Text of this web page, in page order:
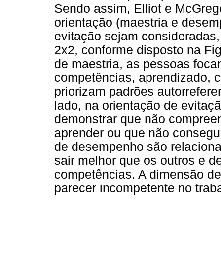
Sendo assim, Elliot e
orientação (maestria e
evitação sejam
2x2, conforme disposto na
de maestria, as pessoas
competências, aprendizado,
priorizam padrões
lado, na orientação de
demonstrar que não
aprender ou que não
de desempenho são
sair melhor que os outros e
competências. A dimensão
parecer incompetente no